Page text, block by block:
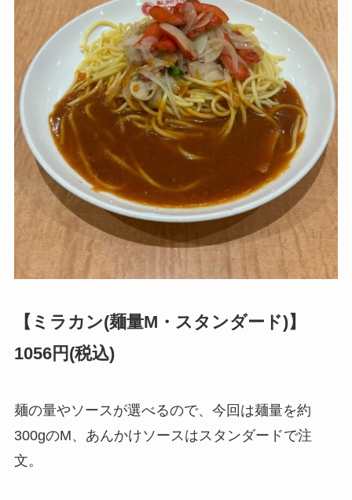
【ミラカン(麺量M・スタンダード)】
1056円(税込)
麺の量やソースが選べるので、今回は麺量を約
300gのM、あんかけソースはスタンダードで注
文。